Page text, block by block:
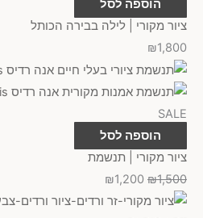
הוספה לסל
ציור מקורי | לילה בבירה הכותל
₪1,800
SALE
הוספה לסל
ציור מקורי | תנשמת
₪1,500
₪1,200